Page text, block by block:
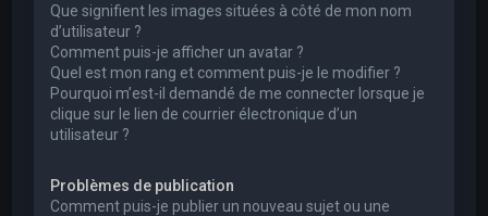
Que signifient les images situées à côté de mon nom
d’utilisateur ?
Comment puis-je afficher un avatar ?
Quel est mon rang et comment puis-je le modifier ?
Pourquoi m’est-il demandé de me connecter lorsque je
clique sur le lien de courrier électronique d’un
utilisateur ?
Problèmes de publication
Comment puis-je publier un nouveau sujet ou une